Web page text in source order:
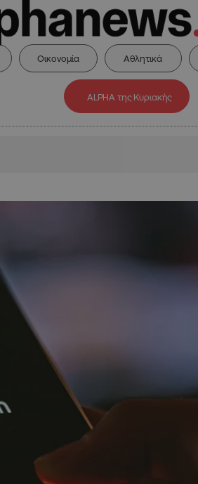
Οικονομία Αθλητικά
ALPHA της Κυριακής